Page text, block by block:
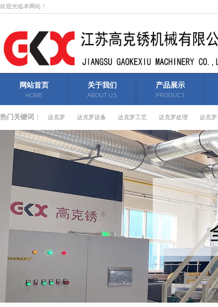
欢迎光临本网站！
网站首页
HOME
关于我们
ABOUT US
产品展示
PRODUCT
热门关键词： 达克罗 达克罗设备 达克罗工艺 达克罗处理 达克